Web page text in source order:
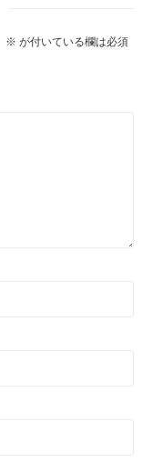
※ が付いている欄は必須